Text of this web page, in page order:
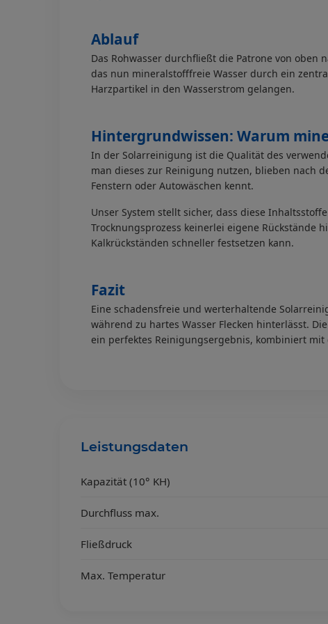
Ablauf
Das Rohwasser durchfließt die Patrone von
das nun mineralstofffreie Wasser durch ein
Harzpartikel in den Wasserstrom gelangen.
Hintergrundwissen: Warum
In der Solarreinigung ist die Qualität des
man dieses zur Reinigung nutzen, blieben nach
Fenstern oder Autowäschen kennt.
Unser System stellt sicher, dass diese
Trocknungsprozess keinerlei eigene Rückstände
Kalkrückständen schneller festsetzen kann.
Fazit
Eine schadensfreie und werterhaltende
während zu hartes Wasser Flecken hinterlässt.
ein perfektes Reinigungsergebnis, kombiniert
Leistungsdaten
Kapazität (10° KH)
Durchfluss max.
Fließdruck
Max. Temperatur